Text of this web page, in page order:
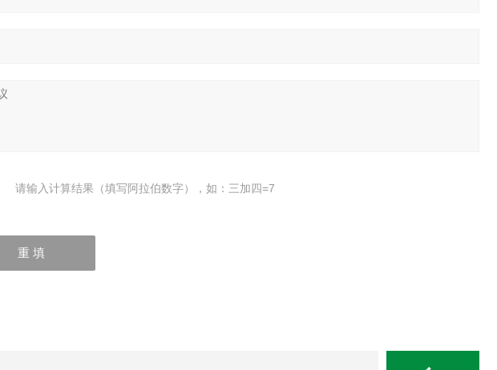
请输入计算结果（填写阿拉伯数字），如：三加四=7